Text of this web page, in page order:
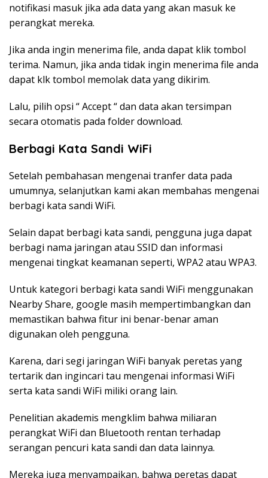
notifikasi masuk jika ada data yang akan masuk ke
perangkat mereka.
Jika anda ingin menerima file, anda dapat klik tombol
terima. Namun, jika anda tidak ingin menerima file anda
dapat klk tombol memolak data yang dikirim.
Lalu, pilih opsi “ Accept “ dan data akan tersimpan
secara otomatis pada folder download.
Berbagi Kata Sandi WiFi
Setelah pembahasan mengenai tranfer data pada
umumnya, selanjutkan kami akan membahas mengenai
berbagi kata sandi WiFi.
Selain dapat berbagi kata sandi, pengguna juga dapat
berbagi nama jaringan atau SSID dan informasi
mengenai tingkat keamanan seperti, WPA2 atau WPA3.
Untuk kategori berbagi kata sandi WiFi menggunakan
Nearby Share, google masih mempertimbangkan dan
memastikan bahwa fitur ini benar-benar aman
digunakan oleh pengguna.
Karena, dari segi jaringan WiFi banyak peretas yang
tertarik dan ingincari tau mengenai informasi WiFi
serta kata sandi WiFi miliki orang lain.
Penelitian akademis mengklim bahwa miliaran
perangkat WiFi dan Bluetooth rentan terhadap
serangan pencuri kata sandi dan data lainnya.
Mereka juga menyampaikan, bahwa peretas dapat